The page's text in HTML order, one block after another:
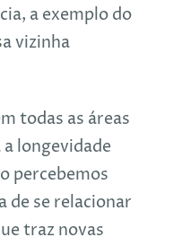
a exemplo do
vizinha
todas as áreas
longevidade
percebemos
de se relacionar
traz novas